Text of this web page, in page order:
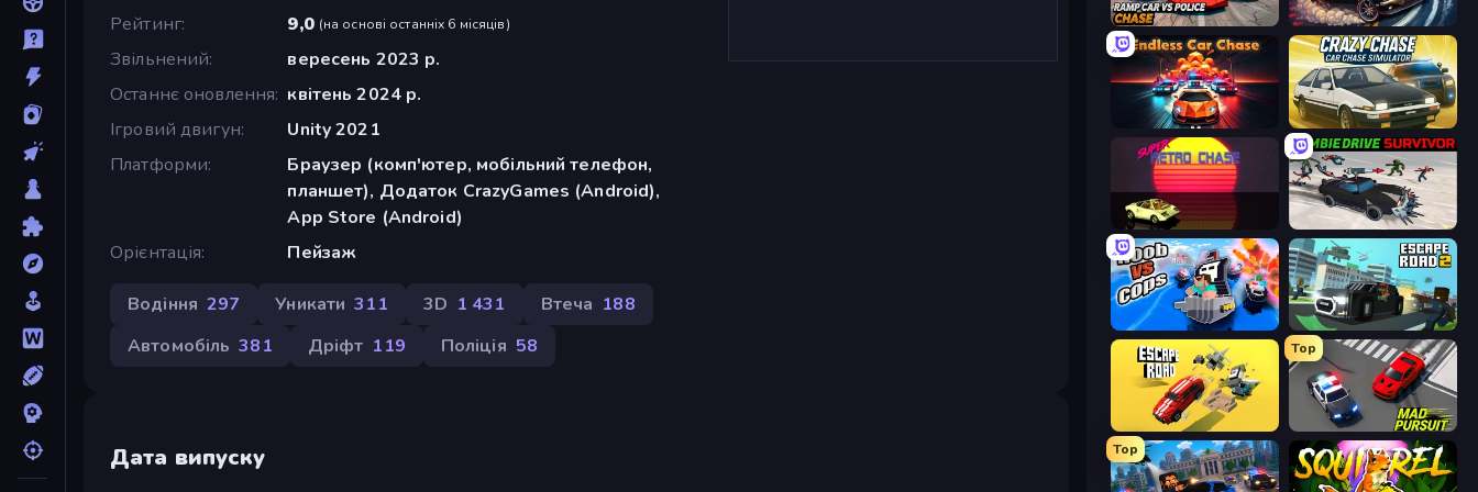
Рейтинг
9,0 (на основі останніх 6 місяців)
Звільнений
вересень 2023 р.
Останнє оновлення квітень 2024 р.
Ігровий двигун
Unity 2021
Платформи
Браузер (комп'ютер, мобільний телефон,
планшет), Додаток CrazyGames (Android),
App Store (Android)
Орієнтація
Пейзаж
Водіння 297 Уникати 311 3D 1 431 Втеча 188
Автомобіль 381 Дріфт 119 Поліція 58
Дата випуску
Ramp Car VS Police: CHASE Drift King
Endless Hot Pursuit Crazy Chase - Car Chase Simulator
Super Retro Chase Zombie Drive Survivor
Noob vs Cops Escape Road 2
Escape Road
Top
Mad Pursuit
Top